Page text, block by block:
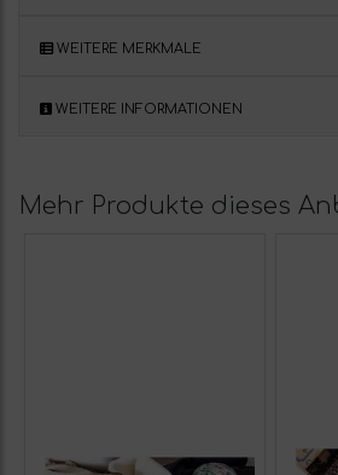
WEITERE MERKMALE
WEITERE INFORMATIONEN
Mehr Produkte dieses